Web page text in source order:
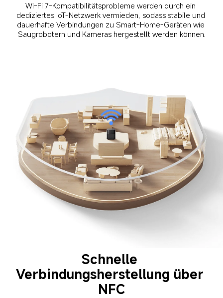
Wi-Fi 7-Kompatibilitätsprobleme werden durch ein
dediziertes IoT-Netzwerk vermieden, sodass stabile und
dauerhafte Verbindungen zu Smart-Home-Geräten wie
Saugrobotern und Kameras hergestellt werden können.
Schnelle
Verbindungsherstellung über
NFC